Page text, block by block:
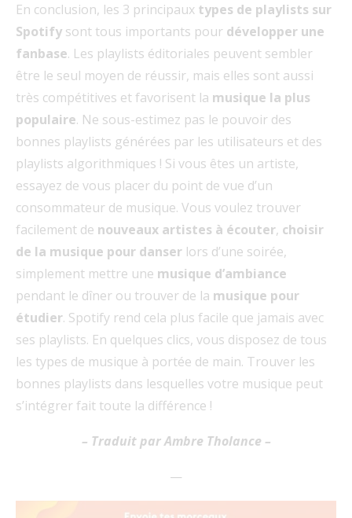
En conclusion, les 3 principaux types de playlists sur
Spotify sont tous importants pour développer une
fanbase. Les playlists éditoriales peuvent sembler
être le seul moyen de réussir, mais elles sont aussi
très compétitives et favorisent la musique la plus
populaire. Ne sous-estimez pas le pouvoir des
bonnes playlists générées par les utilisateurs et des
playlists algorithmiques ! Si vous êtes un artiste,
essayez de vous placer du point de vue d’un
consommateur de musique. Vous voulez trouver
facilement de nouveaux artistes à écouter, choisir
de la musique pour danser lors d’une soirée,
simplement mettre une musique d’ambiance
pendant le dîner ou trouver de la musique pour
étudier. Spotify rend cela plus facile que jamais avec
ses playlists. En quelques clics, vous disposez de tous
les types de musique à portée de main. Trouver les
bonnes playlists dans lesquelles votre musique peut
s’intégrer fait toute la différence !
– Traduit par Ambre Tholance –
—